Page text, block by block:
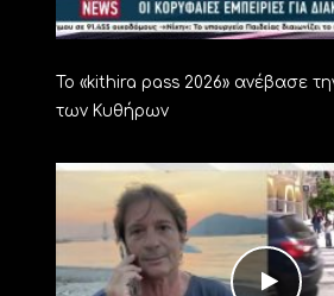
Το «kithira pass 2026» ανέβασε
των Κυθήρων